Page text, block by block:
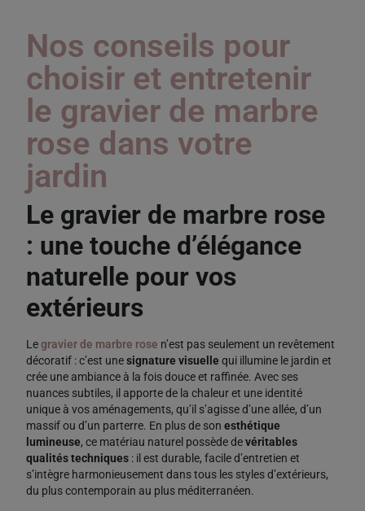
Nos conseils pour
choisir et entretenir
le gravier de marbre
rose dans votre
jardin
Le gravier de marbre rose
: une touche d’élégance
naturelle pour vos
extérieurs
Legravier de marbre rose n’est pas seulement un revêtement
décoratif : c’est unesignature visuelle qui illumine le jardin et
crée une ambiance à la fois douce et raffinée. Avec ses
nuances subtiles, il apporte de la chaleur et une identité
unique à vos aménagements, qu’il s’agisse d’une allée, d’un
massif ou d’un parterre. En plus de sonesthétique
lumineuse, ce matériau naturel possède devéritables
qualités techniques : il est durable, facile d’entretien et
s’intègre harmonieusement dans tous les styles d’extérieurs,
du plus contemporain au plus méditerranéen.